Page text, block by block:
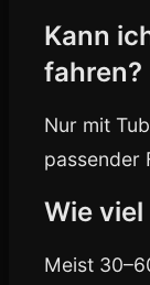
Kann
fahren?
Nur mit
passender
Wie viel
Meist